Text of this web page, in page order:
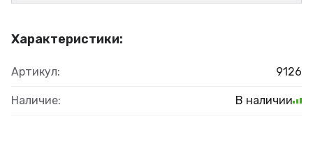
Характеристики:
Артикул: 9126
Наличие: В наличии